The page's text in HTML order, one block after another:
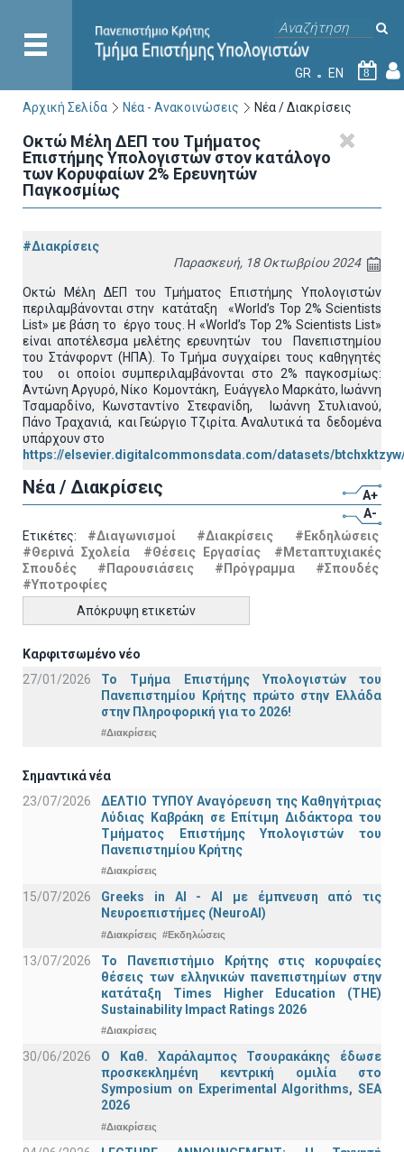
GR EN 8
Αρχική Σελίδα Νέα - Ανακοινώσεις Νέα / Διακρίσεις
Οκτώ Μέλη ΔΕΠ του Τμήματος
Επιστήμης Υπολογιστών στον κατάλογο
των Κορυφαίων 2% Ερευνητών
Παγκοσμίως
#Διακρίσεις
Παρασκευή, 18 Οκτωβρίου 2024
Οκτώ Μέλη ΔΕΠ του Τμήματος Επιστήμης Υπολογιστών
περιλαμβάνονται στην κατάταξη «World’s Top 2% Scientists
List» με βάση το έργο τους. Η «World’s Top 2% Scientists List»
είναι αποτέλεσμα μελέτης ερευνητών του Πανεπιστημίου
του Στάνφορντ (ΗΠΑ). Το Τμήμα συγχαίρει τους καθηγητές
του οι οποίοι συμπεριλαμβάνονται στο 2% παγκοσμίως:
Αντώνη Αργυρό, Νίκο Κομοντάκη, Ευάγγελο Μαρκάτο, Ιωάννη
Τσαμαρδίνο, Κωνσταντίνο Στεφανίδη, Ιωάννη Στυλιανού,
Πάνο Τραχανιά, και Γεώργιο Τζιρίτα. Αναλυτικά τα δεδομένα
υπάρχουν στο
https://elsevier.digitalcommonsdata.com/datasets/
Νέα / Διακρίσεις
A+
A-
Ετικέτες: #Διαγωνισμοί #Διακρίσεις
#Εκδηλώσεις
#Θερινά Σχολεία
#Θέσεις Εργασίας
#Μεταπτυχιακές
Σπουδές
#Παρουσιάσεις #Πρόγραμμα
#Σπουδές
#Υποτροφίες
Απόκρυψη ετικετών
Καρφιτσωμένο νέο
27/01/2026
Το Τμήμα Επιστήμης Υπολογιστών του
Πανεπιστημίου Κρήτης πρώτο στην Ελλάδα
στην Πληροφορική για το 2026!
#Διακρίσεις
Σημαντικά νέα
23/07/2026
ΔΕΛΤΙΟ ΤΥΠΟΥ Αναγόρευση της Καθηγήτριας
Λύδιας Καβράκη σε Επίτιμη Διδάκτορα του
Τμήματος Επιστήμης Υπολογιστών του
Πανεπιστημίου Κρήτης
#Διακρίσεις
15/07/2026
Greeks in AI - ΑΙ με έμπνευση από τις
Νευροεπιστήμες (NeuroAI)
#Διακρίσεις #Εκδηλώσεις
13/07/2026
Το Πανεπιστήμιο Κρήτης στις κορυφαίες
θέσεις των ελληνικών πανεπιστημίων στην
κατάταξη Times Higher Education (ΤΗΕ)
Sustainability Impact Ratings 2026
#Διακρίσεις
30/06/2026
Ο Καθ. Χαράλαμπος Τσουρακάκης έδωσε
προσκεκλημένη κεντρική ομιλία στο
Symposium on Experimental Algorithms, SEA
2026
#Διακρίσεις